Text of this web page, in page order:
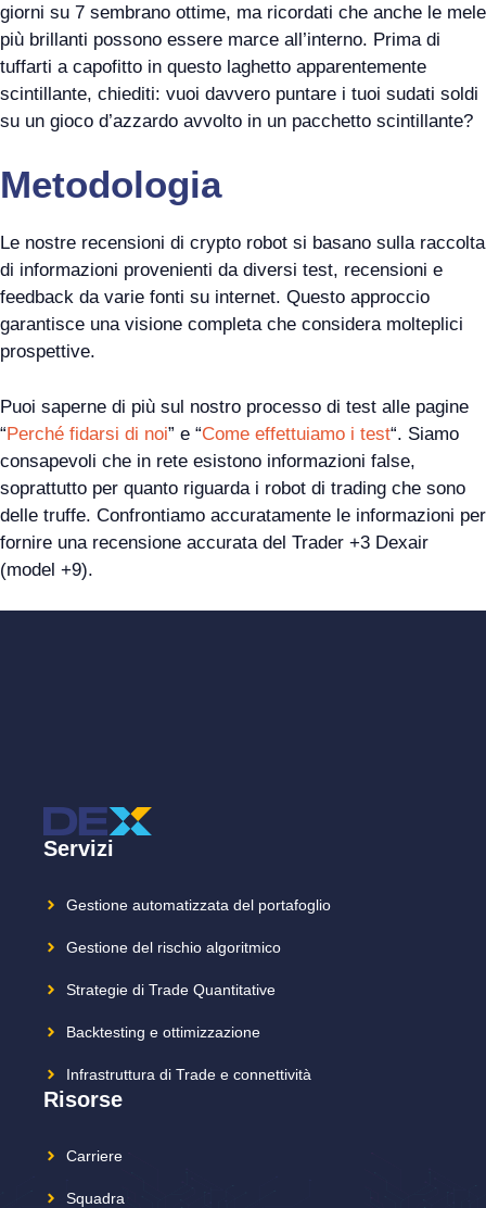
giorni su 7 sembrano ottime, ma ricordati che anche le mele
più brillanti possono essere marce all’interno. Prima di
tuffarti a capofitto in questo laghetto apparentemente
scintillante, chiediti: vuoi davvero puntare i tuoi sudati soldi
su un gioco d’azzardo avvolto in un pacchetto scintillante?
Metodologia
Le nostre recensioni di crypto robot si basano sulla raccolta
di informazioni provenienti da diversi test, recensioni e
feedback da varie fonti su internet. Questo approccio
garantisce una visione completa che considera molteplici
prospettive.
Puoi saperne di più sul nostro processo di test alle pagine
“Perché fidarsi di noi” e “Come effettuiamo i test“. Siamo
consapevoli che in rete esistono informazioni false,
soprattutto per quanto riguarda i robot di trading che sono
delle truffe. Confrontiamo accuratamente le informazioni per
fornire una recensione accurata del Trader +3 Dexair
(model +9).
Servizi
Gestione automatizzata del portafoglio
Gestione del rischio algoritmico
Strategie di Trade Quantitative
Backtesting e ottimizzazione
Infrastruttura di Trade e connettività
Risorse
Carriere
Squadra